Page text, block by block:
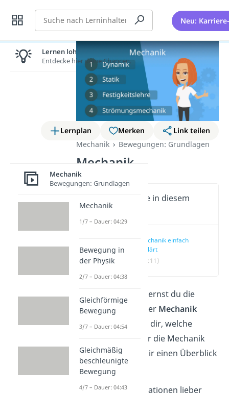
Suche Neu:
Lernplan Merken
Link teilen
Mechanik
Bewegungen: Grundlagen
Mechanik
Wichtige Inhalte in diesem
Video
Mechanik einfach
erklärt
(00:11)
In diesem Beitrag lernst du die
Untergliederung derMechanik
kennen Wir zeigen dir, welche
Fachbereiche unter die Mechanik
fallen und geben dir einen Überblick
über die Inhalte.
Falls du die Informationen lieber
Lernen lohnt sich!
Entdecke hier deine Chancen.
Mechanik
Bewegungen: Grundlagen
Mechanik
1/7 – Dauer: 04:29
Bewegung in
der Physik
2/7 – Dauer: 04:38
Gleichförmige
Bewegung
3/7 – Dauer: 04:54
Gleichmäßig
beschleunigte
Bewegung
4/7 – Dauer: 04:43